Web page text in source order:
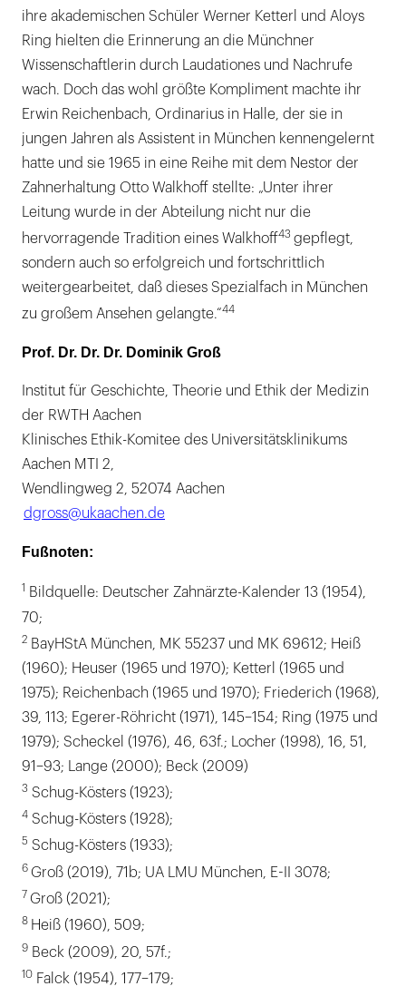
ihre akademischen Schüler Werner Ketterl und Aloys
Ring hielten die Erinnerung an die Münchner
Wissenschaftlerin durch Laudationes und Nachrufe
wach. Doch das wohl größte Kompliment machte ihr
Erwin Reichenbach, Ordinarius in Halle, der sie in
jungen Jahren als Assistent in München kennengelernt
hatte und sie 1965 in eine Reihe mit dem Nestor der
Zahnerhaltung Otto Walkhoff stellte: „Unter ihrer
Leitung wurde in der Abteilung nicht nur die
hervorragende Tradition eines Walkhoff43 gepflegt,
sondern auch so erfolgreich und fortschrittlich
weitergearbeitet, daß dieses Spezialfach in München
zu großem Ansehen gelangte.“44
Prof. Dr. Dr. Dr. Dominik Groß
Institut für Geschichte, Theorie und Ethik der Medizin
der RWTH Aachen
Klinisches Ethik-Komitee des Universitätsklinikums
Aachen MTI 2,
Wendlingweg 2, 52074 Aachen
dgross@ukaachen.de
Fußnoten:
1 Bildquelle: Deutscher Zahnärzte-Kalender 13 (1954),
70;
2 BayHStA München, MK 55237 und MK 69612; Heiß
(1960); Heuser (1965 und 1970); Ketterl (1965 und
1975); Reichenbach (1965 und 1970); Friederich (1968),
39, 113; Egerer-Röhricht (1971), 145–154; Ring (1975 und
1979); Scheckel (1976), 46, 63f.; Locher (1998), 16, 51,
91–93; Lange (2000); Beck (2009)
3 Schug-Kösters (1923);
4 Schug-Kösters (1928);
5 Schug-Kösters (1933);
6 Groß (2019), 71b; UA LMU München, E-II 3078;
7 Groß (2021);
8 Heiß (1960), 509;
9 Beck (2009), 20, 57f.;
10 Falck (1954), 177–179;